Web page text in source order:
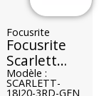
Focusrite
Focusrite
Scarlett
18i20 3rd
Gen
Modèle :
SCARLETT-
18I20-3RD-GEN